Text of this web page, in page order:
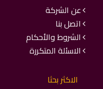
عن الشركة
اتصل بنا
الشروط والأحكام
الاسئلة المتكررة
الاكثر بحثا